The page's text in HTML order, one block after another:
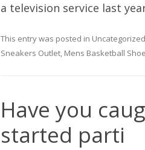
a television service last
This entry was posted in Uncategorized
Sneakers Outlet, Mens Basketball
Have you
started parti